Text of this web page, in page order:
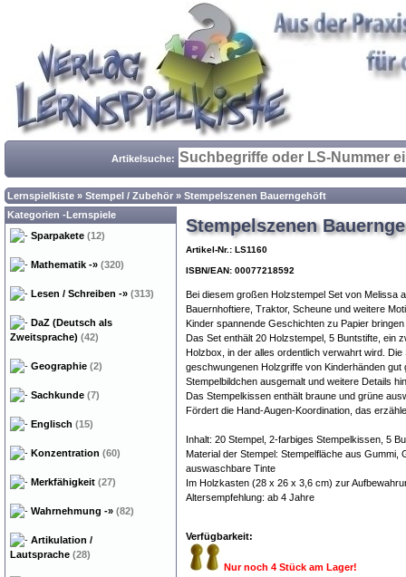
Artikelsuche:
Lernspielkiste » Stempel / Zubehör » Stempelszenen Bauerngehöft
Stempelszenen
Artikel-Nr.: LS1160
ISBN/EAN: 00077218592
Bei diesem großen Holzstempel Set von Melissa
Bauernhoftiere, Traktor, Scheune und weitere
Kinder spannende Geschichten zu Papier
Das Set enthält 20 Holzstempel, 5 Buntstifte, ein
Holzbox, in der alles ordentlich verwahrt wird.
geschwungenen Holzgriffe von Kinderhänden gut
Stempelbildchen ausgemalt und weitere Details
Das Stempelkissen enthält braune und grüne
Fördert die Hand-Augen-Koordination, das
Inhalt: 20 Stempel, 2-farbiges Stempelkissen, 5
Material der Stempel: Stempelfläche aus Gummi,
auswaschbare Tinte
Im Holzkasten (28 x 26 x 3,6 cm) zur
Altersempfehlung: ab 4 Jahre
Verfügbarkeit:
Nur noch 4 Stück am Lager!
Kategorien -Lernspiele
Sparpakete (12)
Mathematik -» (320)
Lesen / Schreiben -» (313)
DaZ (Deutsch als
Zweitsprache) (42)
Geographie (2)
Sachkunde (7)
Englisch (15)
Konzentration (60)
Merkfähigkeit (27)
Wahrnehmung -» (82)
Artikulation /
Lautsprache (28)